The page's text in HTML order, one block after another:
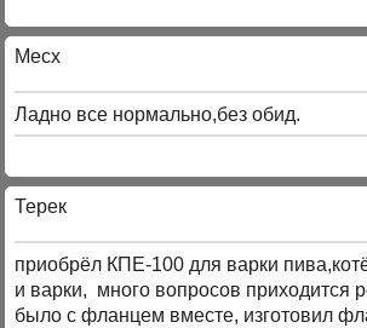
Mecx
Ладно все нормально,без обид.
Терек
приобрёл КПЕ-100 для варки
и варки, много вопросов приходится
было с фланцем вместе, изготовил